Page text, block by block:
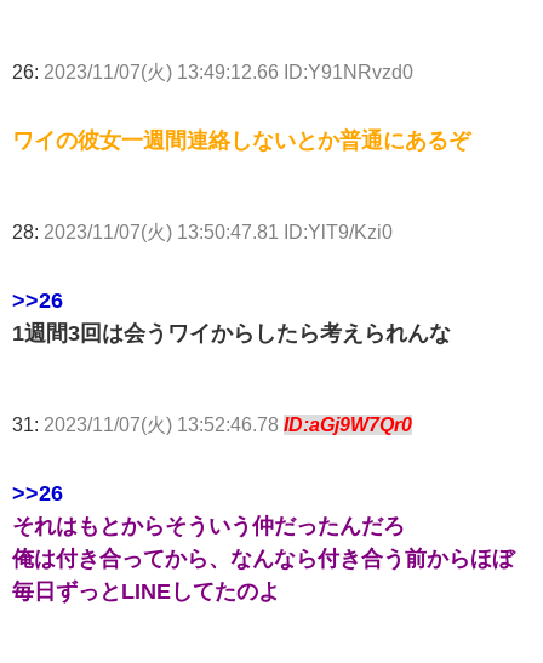
26: 2023/11/07(火) 13:49:12.66 ID:Y91NRvzd0
ワイの彼女一週間連絡しないとか普通にあるぞ
28: 2023/11/07(火) 13:50:47.81 ID:YlT9/Kzi0
>>26
1週間3回は会うワイからしたら考えられんな
31: 2023/11/07(火) 13:52:46.78 ID:aGj9W7Qr0
>>26
それはもとからそういう仲だったんだろ
俺は付き合ってから、なんなら付き合う前からほぼ
毎日ずっとLINEしてたのよ